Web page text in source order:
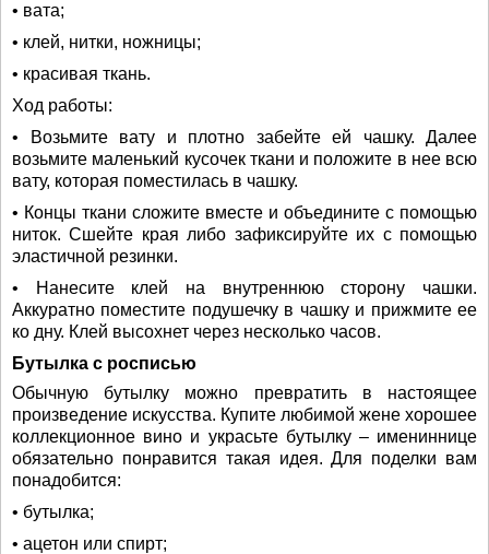
• вата;
• клей, нитки, ножницы;
• красивая ткань.
Ход работы:
• Возьмите вату и плотно забейте ей чашку. Далее
возьмите маленький кусочек ткани и положите в нее всю
вату, которая поместилась в чашку.
• Концы ткани сложите вместе и объедините с помощью
ниток. Сшейте края либо зафиксируйте их с помощью
эластичной резинки.
• Нанесите клей на внутреннюю сторону чашки.
Аккуратно поместите подушечку в чашку и прижмите ее
ко дну. Клей высохнет через несколько часов.
Бутылка с росписью
Обычную бутылку можно превратить в настоящее
произведение искусства. Купите любимой жене хорошее
коллекционное вино и украсьте бутылку – имениннице
обязательно понравится такая идея. Для поделки вам
понадобится:
• бутылка;
• ацетон или спирт;